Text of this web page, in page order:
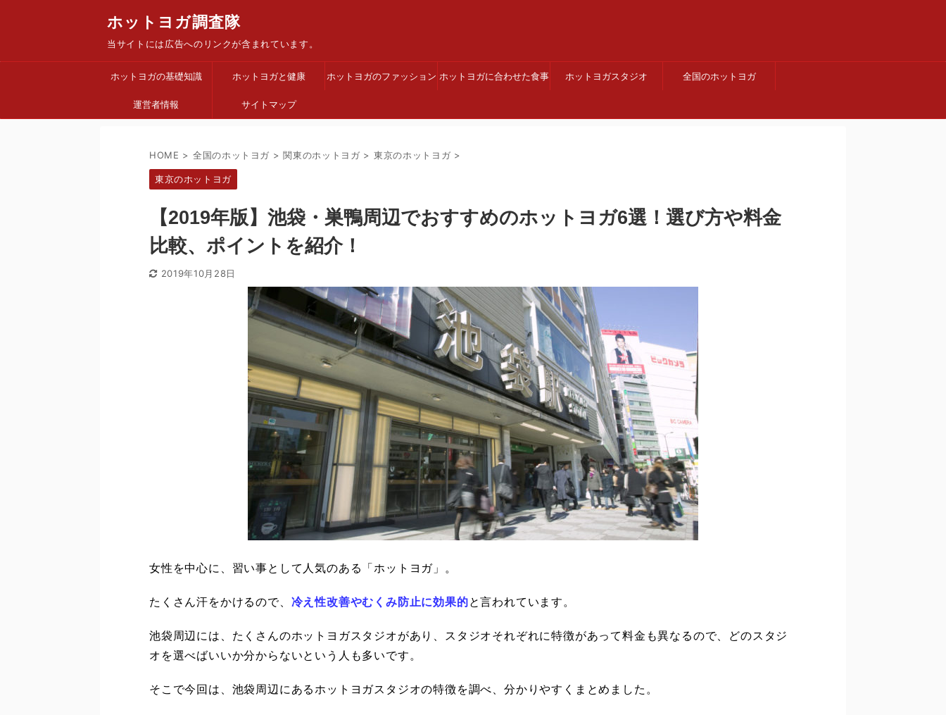
ホットヨガ調査隊
当サイトには広告へのリンクが含まれています。
ホットヨガの基礎知識 ホットヨガと健康 ホットヨガのファッション ホットヨガに合わせた食事 ホットヨガスタジオ 全国のホットヨガ
運営者情報 サイトマップ
HOME > 全国のホットヨガ > 関東のホットヨガ > 東京のホットヨガ >
東京のホットヨガ
【2019年版】池袋・巣鴨周辺でおすすめのホットヨガ6選！選び方や料金
比較、ポイントを紹介！
2019年10月28日
女性を中心に、習い事として人気のある「ホットヨガ」。
たくさん汗をかけるので、 冷え性改善やむくみ防止に効果的と言われています。
池袋周辺には、たくさんのホットヨガスタジオがあり、スタジオそれぞれに特徴があって料金も異なるので、どのスタジ
オを選べばいいか分からないという人も多いです。
そこで今回は、池袋周辺にあるホットヨガスタジオの特徴を調べ、分かりやすくまとめました。